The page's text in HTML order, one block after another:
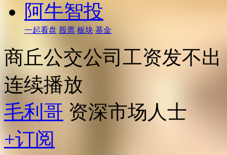
阿牛智投
一起看盘 股票 板块 基金
商丘公交公司工资发不
连续播放
毛利哥 资深市场人士
+订阅